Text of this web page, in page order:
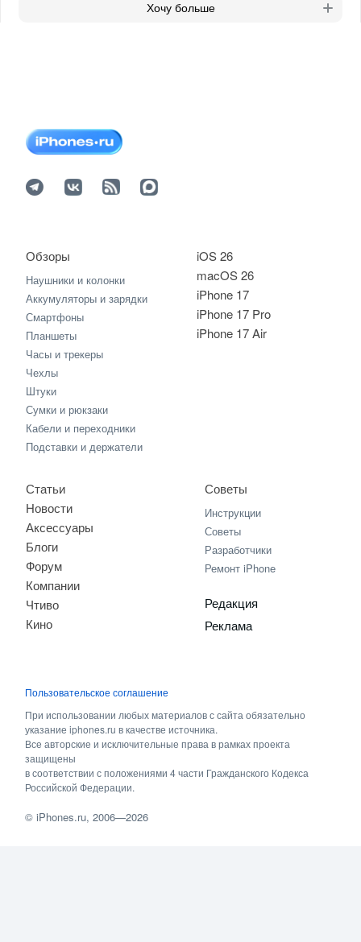
Хочу больше
iOS 26
macOS 26
iPhone 17
iPhone 17 Pro
iPhone 17 Air
Обзоры
Наушники и колонки
Аккумуляторы и зарядки
Смартфоны
Планшеты
Часы и трекеры
Чехлы
Штуки
Сумки и рюкзаки
Кабели и переходники
Подставки и держатели
Статьи
Новости
Аксессуары
Блоги
Форум
Компании
Чтиво
Кино
Советы
Инструкции
Советы
Разработчики
Ремонт iPhone
Редакция
Реклама
Пользовательское соглашение
При использовании любых материалов с сайта обязательно
указание iphones.ru в качестве источника.
Все авторские и исключительные права в рамках проекта
защищены
в соответствии с положениями 4 части Гражданского Кодекса
Российской Федерации.
©iPhones.ru, 2006—2026